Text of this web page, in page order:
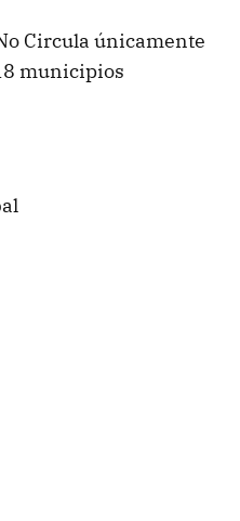
Circula únicamente
municipios